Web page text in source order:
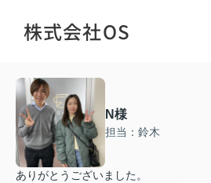
株式会社OS
N様
担当：鈴木
ありがとうございました。